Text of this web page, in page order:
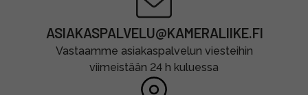
ASIAKASPALVELU@KAMERALIIKE.FI
Vastaamme asiakaspalvelun viesteihin
viimeistään 24 h kuluessa